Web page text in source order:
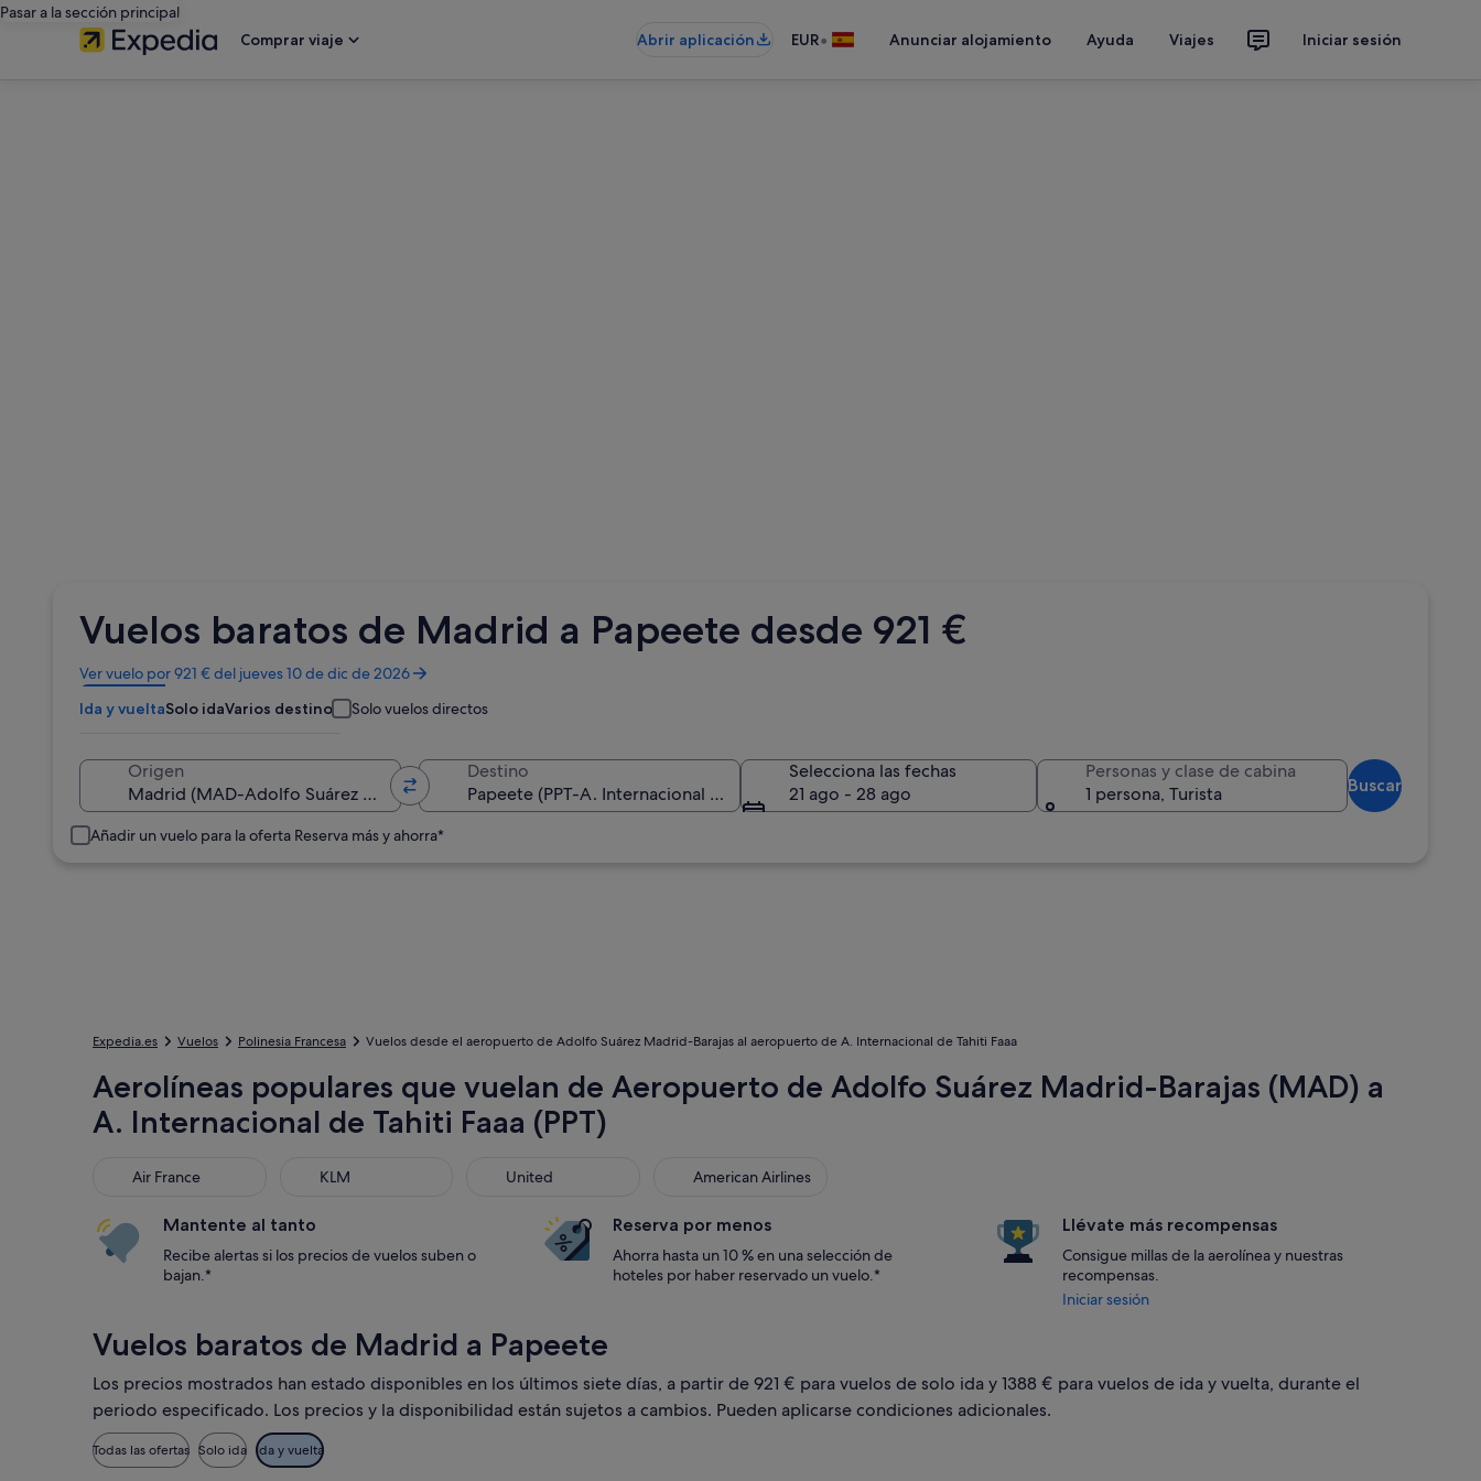
Pasar a la sección principal
Comprar viaje
Abrir aplicación EUR• Anunciar alojamiento Ayuda Viajes Iniciar sesión
Vuelos baratos de Madrid a Papeete desde 921 €
Ver vuelo por 921 € del jueves 10 de dic de 2026
Se
abre
en
nueva
Ida y vueltaSolo idaVarios destinos Solo vuelos directos
Origen Destino
Selecciona las fechas
21 ago - 28 ago
Personas y clase de cabina
1 persona, Turista
Buscar
Añadir un vuelo para la oferta Reserva más y ahorra*
Expedia.es Vuelos Polinesia Francesa Vuelos desde el aeropuerto de Adolfo Suárez Madrid-Barajas al aeropuerto de A. Internacional de Tahiti Faaa
Aerolíneas populares que vuelan de Aeropuerto de Adolfo Suárez Madrid-Barajas (MAD) a
A. Internacional de Tahiti Faaa (PPT)
Air France
Air France KLM United
United American Airlines
American Airlines
Mantente al tanto
Recibe alertas si los precios de vuelos suben o
bajan.*
Reserva por menos
Ahorra hasta un 10 % en una selección de
hoteles por haber reservado un vuelo.*
Llévate más recompensas
Consigue millas de la aerolínea y nuestras
recompensas.
Iniciar sesión
Vuelos baratos de Madrid a Papeete
Los precios mostrados han estado disponibles en los últimos siete días, a partir de 921 € para vuelos de solo ida y 1388 € para vuelos de ida y vuelta, durante el
periodo especificado. Los precios y la disponibilidad están sujetos a cambios. Pueden aplicarse condiciones adicionales.
Todas las ofertas Solo ida Ida y vuelta